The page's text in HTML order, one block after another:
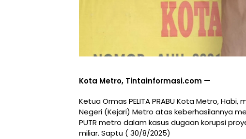
Kota Metro, Tintainformasi.com —
Ketua Ormas PELITA PRABU Kota Metro,
Negeri (Kejari) Metro atas keberhasilannya
PUTR metro dalam kasus dugaan korupsi
miliar. Saptu ( 30/8/2025)